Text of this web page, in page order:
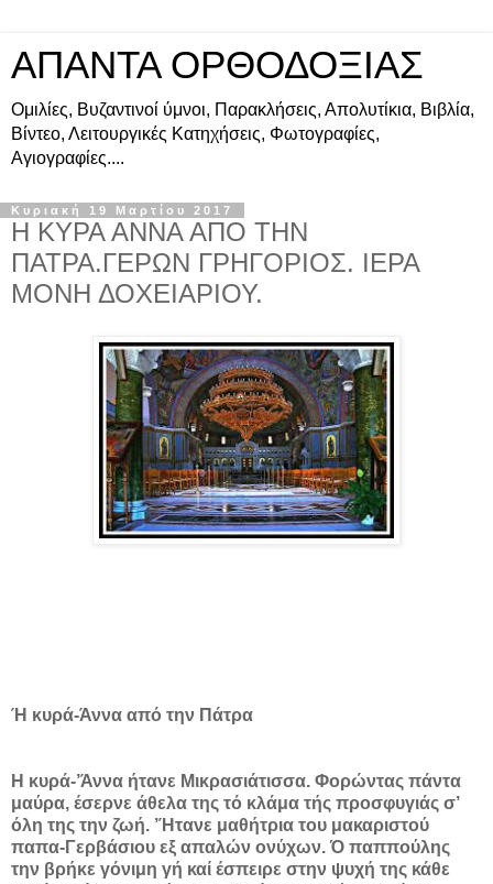
ΑΠΑΝΤΑ ΟΡΘΟΔΟΞΙΑΣ
Ομιλίες, Βυζαντινοί ύμνοι, Παρακλήσεις, Απολυτίκια, Βιβλία,
Βίντεο, Λειτουργικές Κατηχήσεις, Φωτογραφίες,
Αγιογραφίες....
Κυριακή 19 Μαρτίου 2017
Η ΚΥΡΑ ΑΝΝΑ ΑΠΟ ΤΗΝ
ΠΑΤΡΑ.ΓΕΡΩΝ ΓΡΗΓΟΡΙΟΣ. ΙΕΡΑ
ΜΟΝΗ ΔΟΧΕΙΑΡΙΟΥ.
Ή κυρά-Άννα από την Πάτρα
Η κυρά-’Άννα ήτανε Μικρασιάτισσα. Φορώντας πάντα
μαύρα, έσερνε άθελα της τό κλάμα τής προσφυγιάς σ’
όλη της την ζωή. ’Ήτανε μαθήτρια του μακαριστού
παπα-Γερβάσιου εξ απαλών ονύχων. Ό παππούλης
την βρήκε γόνιμη γή καί έσπειρε στην ψυχή της κάθε